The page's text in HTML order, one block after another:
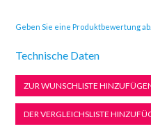
Geben Sie eine Produktbewertung ab.
Technische Daten